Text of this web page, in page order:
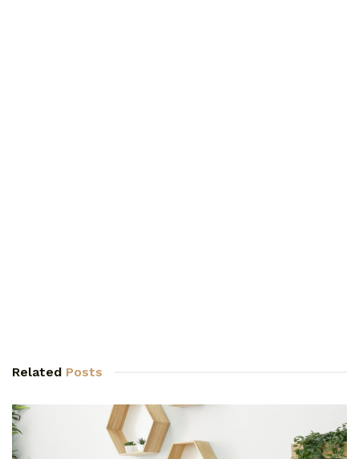
Related Posts